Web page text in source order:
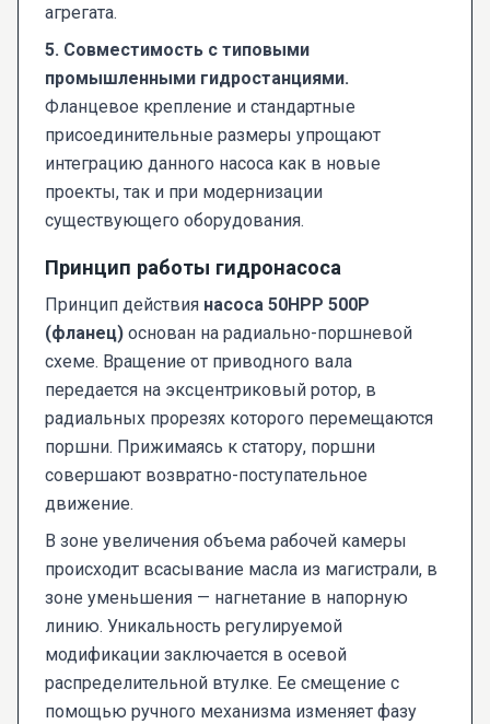
агрегата.
5. Совместимость с типовыми
промышленными гидростанциями.
Фланцевое крепление и стандартные
присоединительные размеры упрощают
интеграцию данного насоса как в новые
проекты, так и при модернизации
существующего оборудования.
Принцип работы гидронасоса
Принцип действия насоса 50НРР 500Р
(фланец) основан на радиально-поршневой
схеме. Вращение от приводного вала
передается на эксцентриковый ротор, в
радиальных прорезях которого перемещаются
поршни. Прижимаясь к статору, поршни
совершают возвратно-поступательное
движение.
В зоне увеличения объема рабочей камеры
происходит всасывание масла из магистрали, в
зоне уменьшения — нагнетание в напорную
линию. Уникальность регулируемой
модификации заключается в осевой
распределительной втулке. Ее смещение с
помощью ручного механизма изменяет фазу